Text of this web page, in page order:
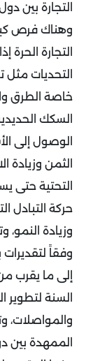
وهناك فرص
التجارة الحرة
التحديات مثل
خاصة الطرق
السكك
الوصول إلى
الثمن وزيادة
التحتية
حركة التبادل
وزيادة النمو،
وفقاً لتقديرات
السنة لتطوير
والمواصلات،